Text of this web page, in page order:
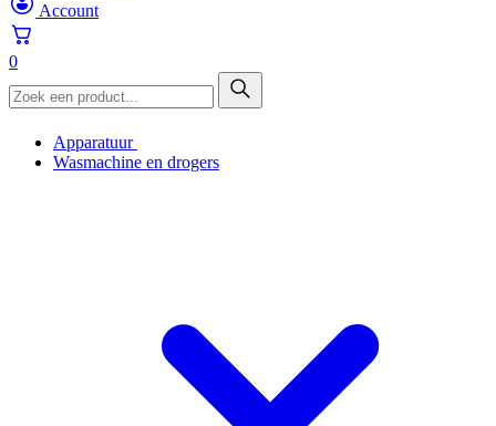
Account
0
Apparatuur
Wasmachine en drogers